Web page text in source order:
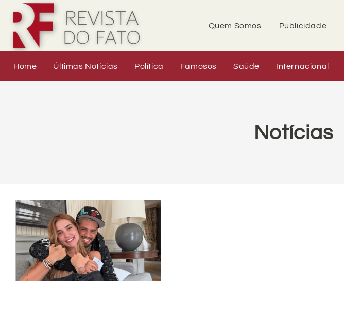
Quem Somos Publicidade
Home Últimas Notícias Política Famosos Saúde Internacional
Notícias